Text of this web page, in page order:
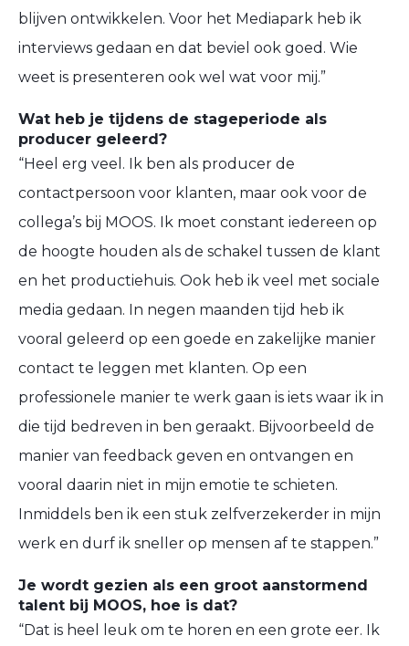
blijven ontwikkelen. Voor het Mediapark heb ik
interviews gedaan en dat beviel ook goed. Wie
weet is presenteren ook wel wat voor mij.”
Wat heb je tijdens de stageperiode als
producer geleerd?
“Heel erg veel. Ik ben als producer de
contactpersoon voor klanten, maar ook voor de
collega’s bij MOOS. Ik moet constant iedereen op
de hoogte houden als de schakel tussen de klant
en het productiehuis. Ook heb ik veel met sociale
media gedaan. In negen maanden tijd heb ik
vooral geleerd op een goede en zakelijke manier
contact te leggen met klanten. Op een
professionele manier te werk gaan is iets waar ik in
die tijd bedreven in ben geraakt. Bijvoorbeeld de
manier van feedback geven en ontvangen en
vooral daarin niet in mijn emotie te schieten.
Inmiddels ben ik een stuk zelfverzekerder in mijn
werk en durf ik sneller op mensen af te stappen.”
Je wordt gezien als een groot aanstormend
talent bij MOOS, hoe is dat?
“Dat is heel leuk om te horen en een grote eer. Ik